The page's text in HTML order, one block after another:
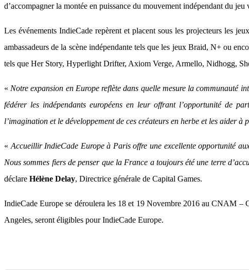
d’accompagner la montée en puissance du mouvement indépendant du
Les événements IndieCade repèrent et placent sous les projecteurs les
ambassadeurs de la scène indépendante tels que les jeux Braid, N+ ou
tels que Her Story, Hyperlight Drifter, Axiom Verge, Armello, Nidhogg,
« Notre expansion en Europe reflète dans quelle mesure la communauté
fédérer les indépendants européens en leur offrant l’opportunité de
l’imagination et le développement de ces créateurs en herbe et les aider à
« Accueillir IndieCade Europe à Paris offre une excellente opportunité
Nous sommes fiers de penser que la France a toujours été une terre
déclare Hélène Delay, Directrice générale de Capital Games.
IndieCade Europe se déroulera les 18 et 19 Novembre 2016 au CNAM –
Angeles, seront éligibles pour IndieCade Europe.